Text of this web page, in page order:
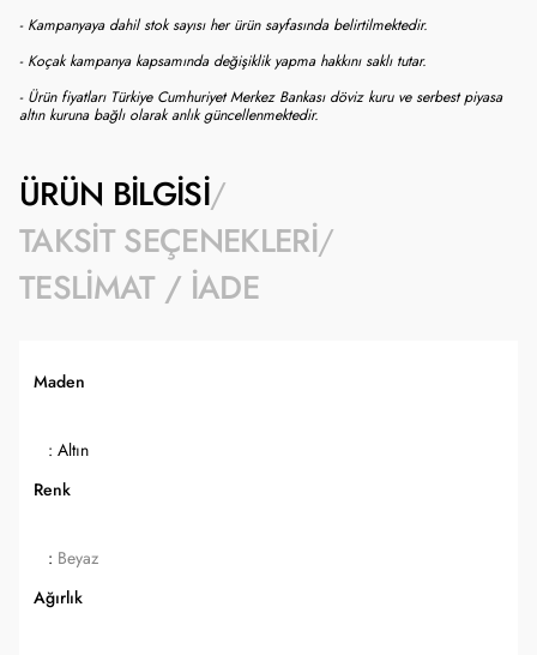
- Kampanyaya dahil stok sayısı her ürün sayfasında belirtilmektedir.
- Koçak kampanya kapsamında değişiklik yapma hakkını saklı tutar.
- Ürün fiyatları Türkiye Cumhuriyet Merkez Bankası döviz kuru ve serbest piyasa
altın kuruna bağlı olarak anlık güncellenmektedir.
ÜRÜN BILGISI
TAKSIT SEÇENEKLERI
TESLIMAT / İADE
Maden
: Altın
Renk
: Beyaz
Ağırlık